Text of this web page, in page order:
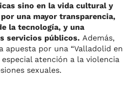
sino en la vida cultural y
una mayor transparencia,
la tecnología, y una
servicios públicos. Además,
apuesta por una “Valladolid en
atención a la violencia
sexuales.